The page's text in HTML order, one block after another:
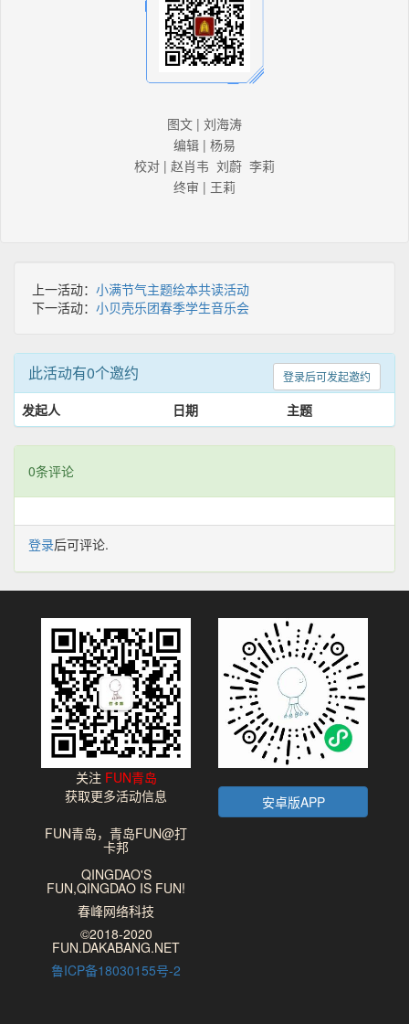
图文 | 刘海涛
编辑 | 杨易
校对 | 赵肖韦 刘蔚 李莉
终审 | 王莉
上一活动： 小满节气主题绘本共读活动
下一活动： 小贝壳乐团春季学生音乐会
登录后可发起邀约
此活动有0个邀约
发起人 日期 主题
0条评论
登录后可评论.
关注 FUN青岛
获取更多活动信息
安卓版APP
FUN青岛，青岛FUN@打
卡邦
QINGDAO'S
FUN,QINGDAO IS FUN!
春峰网络科技
©2018-2020
FUN.DAKABANG.NET
鲁ICP备18030155号-2